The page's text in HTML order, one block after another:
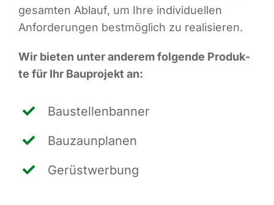
gesam­ten Ablauf, um Ihre indi­vi­du­el­len
Anfor­de­run­gen best­mög­lich zu realisieren.
Wir bie­ten unter ande­rem fol­gen­de Pro­duk­
te für Ihr Bau­pro­jekt an:
Bau­stel­len­ban­ner
Bau­zaun­pla­nen
Gerüst­wer­bung